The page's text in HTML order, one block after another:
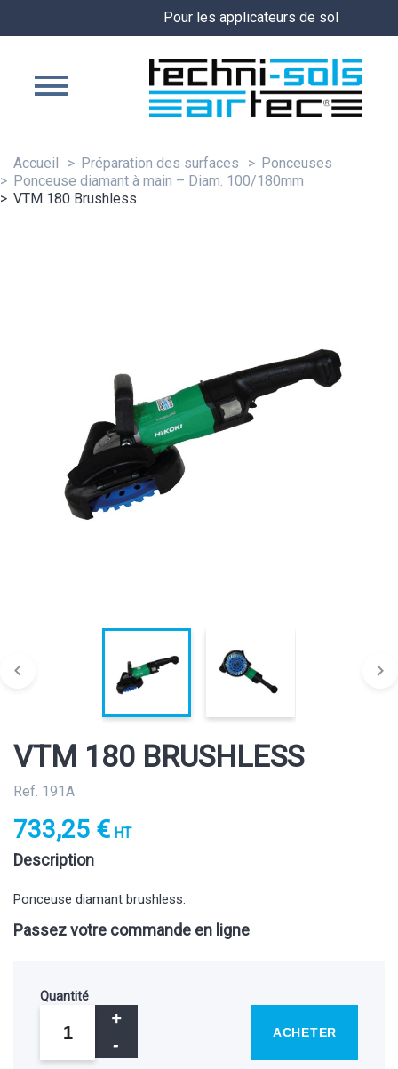
Pour les applicateurs de sol
Accueil Préparation des surfaces
Ponceuses
Ponceuse diamant à main – Diam. 100/180mm
VTM 180 Brushless
 
VTM 180 BRUSHLESS
Ref. 191A
733,25 € HT
Description
Ponceuse diamant brushless.
Passez votre commande en ligne
Quantité
ACHETER